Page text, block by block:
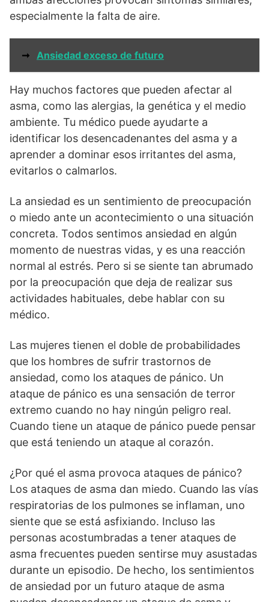
especialmente la falta de aire.
➞ Ansiedad exceso de futuro
Hay muchos factores que pueden afectar al
asma, como las alergias, la genética y el medio
ambiente. Tu médico puede ayudarte a
identificar los desencadenantes del asma y a
aprender a dominar esos irritantes del asma,
evitarlos o calmarlos.
La ansiedad es un sentimiento de preocupación
o miedo ante un acontecimiento o una situación
concreta. Todos sentimos ansiedad en algún
momento de nuestras vidas, y es una reacción
normal al estrés. Pero si se siente tan abrumado
por la preocupación que deja de realizar sus
actividades habituales, debe hablar con su
médico.
Las mujeres tienen el doble de probabilidades
que los hombres de sufrir trastornos de
ansiedad, como los ataques de pánico. Un
ataque de pánico es una sensación de terror
extremo cuando no hay ningún peligro real.
Cuando tiene un ataque de pánico puede pensar
que está teniendo un ataque al corazón.
¿Por qué el asma provoca ataques de pánico?
Los ataques de asma dan miedo. Cuando las vías
respiratorias de los pulmones se inflaman, uno
siente que se está asfixiando. Incluso las
personas acostumbradas a tener ataques de
asma frecuentes pueden sentirse muy asustadas
durante un episodio. De hecho, los sentimientos
de ansiedad por un futuro ataque de asma